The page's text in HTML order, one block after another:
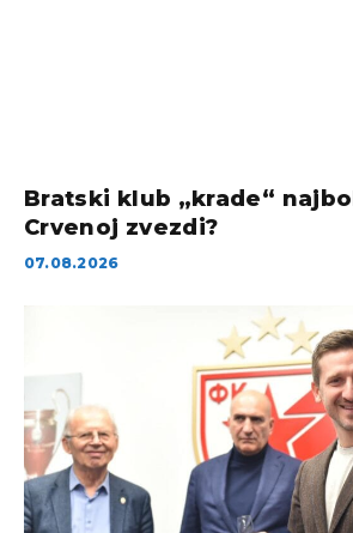
Bratski klub „krade“
Crvenoj zvezdi?
07.08.2026